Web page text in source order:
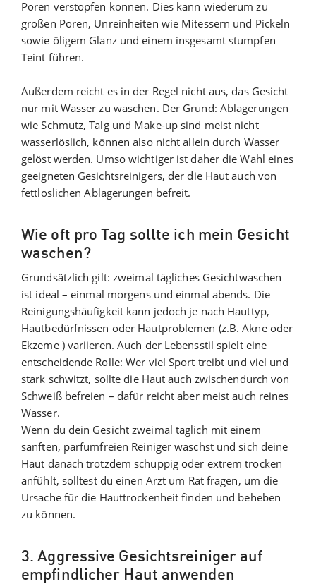
Poren verstopfen können. Dies kann wiederum zu
großen Poren, Unreinheiten wie Mitessern und Pickeln
sowie öligem Glanz und einem insgesamt stumpfen
Teint führen.
Außerdem reicht es in der Regel nicht aus, das Gesicht
nur mit Wasser zu waschen. Der Grund: Ablagerungen
wie Schmutz, Talg und Make-up sind meist nicht
wasserlöslich, können also nicht allein durch Wasser
gelöst werden. Umso wichtiger ist daher die Wahl eines
geeigneten Gesichtsreinigers, der die Haut auch von
fettlöslichen Ablagerungen befreit.
Wie oft pro Tag sollte ich mein Gesicht
waschen?
Grundsätzlich gilt: zweimal tägliches Gesichtwaschen
ist ideal – einmal morgens und einmal abends. Die
Reinigungshäufigkeit kann jedoch je nach Hauttyp,
Hautbedürfnissen oder Hautproblemen (z.B. Akne oder
Ekzeme ) variieren. Auch der Lebensstil spielt eine
entscheidende Rolle: Wer viel Sport treibt und viel und
stark schwitzt, sollte die Haut auch zwischendurch von
Schweiß befreien – dafür reicht aber meist auch reines
Wasser.
Wenn du dein Gesicht zweimal täglich mit einem
sanften, parfümfreien Reiniger wäschst und sich deine
Haut danach trotzdem schuppig oder extrem trocken
anfühlt, solltest du einen Arzt um Rat fragen, um die
Ursache für die Hauttrockenheit finden und beheben
zu können.
3. Aggressive Gesichtsreiniger auf
empfindlicher Haut anwenden